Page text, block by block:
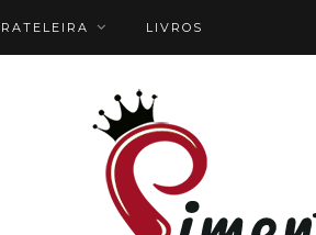
LIVROS